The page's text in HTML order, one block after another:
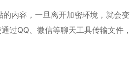
内容，一旦离开加密环境，就会变
过QQ、微信等聊天工具传输文件，